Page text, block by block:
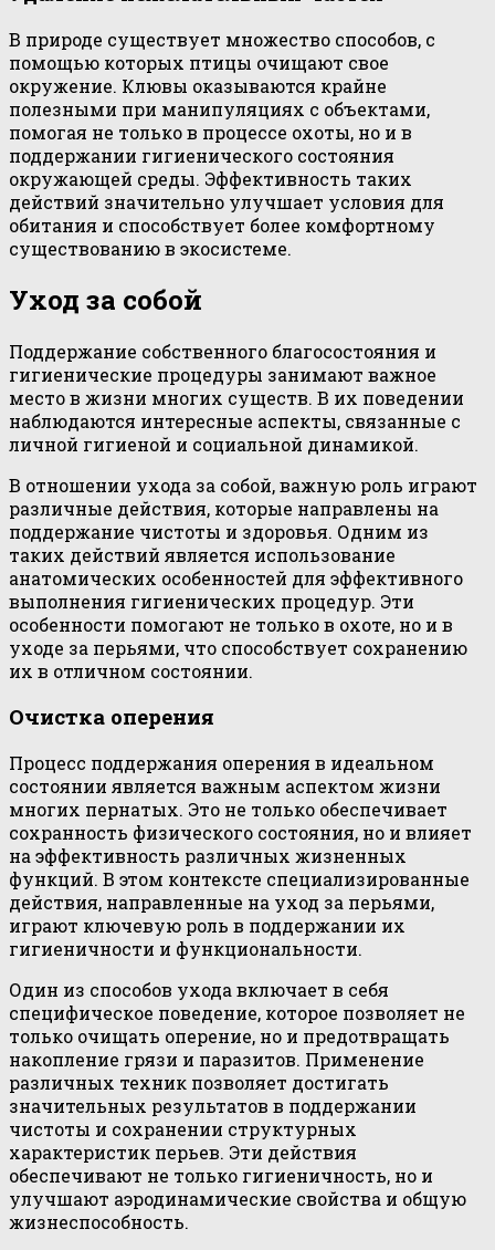
В природе существует множество способов, с
помощью которых птицы очищают свое
окружение. Клювы оказываются крайне
полезными при манипуляциях с объектами,
помогая не только в процессе охоты, но и в
поддержании гигиенического состояния
окружающей среды. Эффективность таких
действий значительно улучшает условия для
обитания и способствует более комфортному
существованию в экосистеме.
Уход за собой
Поддержание собственного благосостояния и
гигиенические процедуры занимают важное
место в жизни многих существ. В их поведении
наблюдаются интересные аспекты, связанные с
личной гигиеной и социальной динамикой.
В отношении ухода за собой, важную роль играют
различные действия, которые направлены на
поддержание чистоты и здоровья. Одним из
таких действий является использование
анатомических особенностей для эффективного
выполнения гигиенических процедур. Эти
особенности помогают не только в охоте, но и в
уходе за перьями, что способствует сохранению
их в отличном состоянии.
Очистка оперения
Процесс поддержания оперения в идеальном
состоянии является важным аспектом жизни
многих пернатых. Это не только обеспечивает
сохранность физического состояния, но и влияет
на эффективность различных жизненных
функций. В этом контексте специализированные
действия, направленные на уход за перьями,
играют ключевую роль в поддержании их
гигиеничности и функциональности.
Один из способов ухода включает в себя
специфическое поведение, которое позволяет не
только очищать оперение, но и предотвращать
накопление грязи и паразитов. Применение
различных техник позволяет достигать
значительных результатов в поддержании
чистоты и сохранении структурных
характеристик перьев. Эти действия
обеспечивают не только гигиеничность, но и
улучшают аэродинамические свойства и общую
жизнеспособность.